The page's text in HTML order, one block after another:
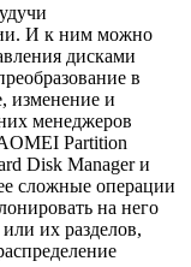
И к ним можно
дисками
в
изменение и
менеджеров
Partition
Disk Manager и
сложные операции
на него
их разделов,